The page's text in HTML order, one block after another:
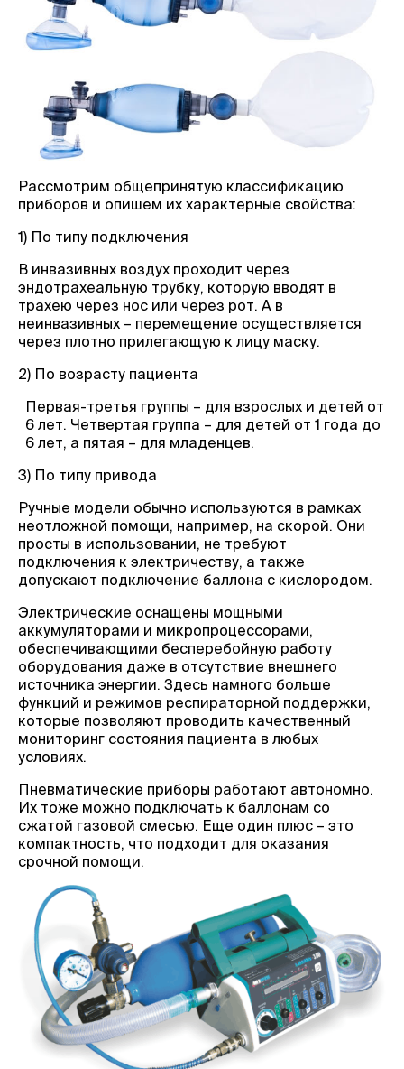
Рассмотрим общепринятую классификацию
приборов и опишем их характерные свойства:
1) По типу подключения
В инвазивных воздух проходит через
эндотрахеальную трубку, которую вводят в
трахею через нос или через рот. А в
неинвазивных – перемещение осуществляется
через плотно прилегающую к лицу маску.
2) По возрасту пациента
Первая-третья группы – для взрослых и детей от
6 лет. Четвертая группа – для детей от 1 года до
6 лет, а пятая – для младенцев.
3) По типу привода
Ручные модели обычно используются в рамках
неотложной помощи, например, на скорой. Они
просты в использовании, не требуют
подключения к электричеству, а также
допускают подключение баллона с кислородом.
Электрические оснащены мощными
аккумуляторами и микропроцессорами,
обеспечивающими бесперебойную работу
оборудования даже в отсутствие внешнего
источника энергии. Здесь намного больше
функций и режимов респираторной поддержки,
которые позволяют проводить качественный
мониторинг состояния пациента в любых
условиях.
Пневматические приборы работают автономно.
Их тоже можно подключать к баллонам со
сжатой газовой смесью. Еще один плюс – это
компактность, что подходит для оказания
срочной помощи.